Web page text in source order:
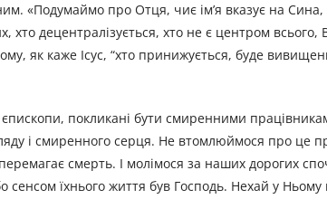
«Подумаймо про Отця, чиє ім’я вказує на
децентралізується, хто не є центром всього,
як каже Ісус, “хто принижується, буде
покликані бути смиренними
і смиренного серця. Не втомлюймося про це
смерть. І молімося за наших дорогих
їхнього життя був Господь. Нехай у